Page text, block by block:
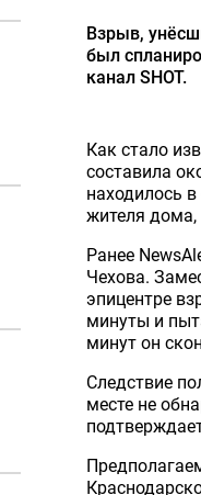
Взрыв,
был
канал SHOT.
Как стало
составила
находилось
жителя дома,
Ранее
Чехова.
эпицентре
минуты и
минут он
Следствие
месте не